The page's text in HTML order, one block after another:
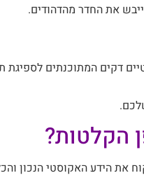
את החדר מהדהודים.
דקים המתוכנתים לספיגת
הקלטות?
שלנו מספק לכל לקוח את הידע